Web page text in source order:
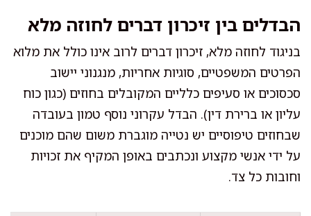
הבדלים בין זיכרון דברים לחוזה מלא
בניגוד לחוזה מלא, זיכרון דברים לרוב אינו כולל את מלוא
הפרטים המשפטיים, סוגיות אחריות, מנגנוני יישוב
סכסוכים או סעיפים כלליים המקובלים בחוזים (כגון כוח
עליון או ברירת דין). הבדל עקרוני נוסף טמון בעובדה
שבחוזים טיפוסיים יש נטייה מוגברת משום שהם מוכנים
על ידי אנשי מקצוע ונכתבים באופן המקיף את זכויות
וחובות כל צד.